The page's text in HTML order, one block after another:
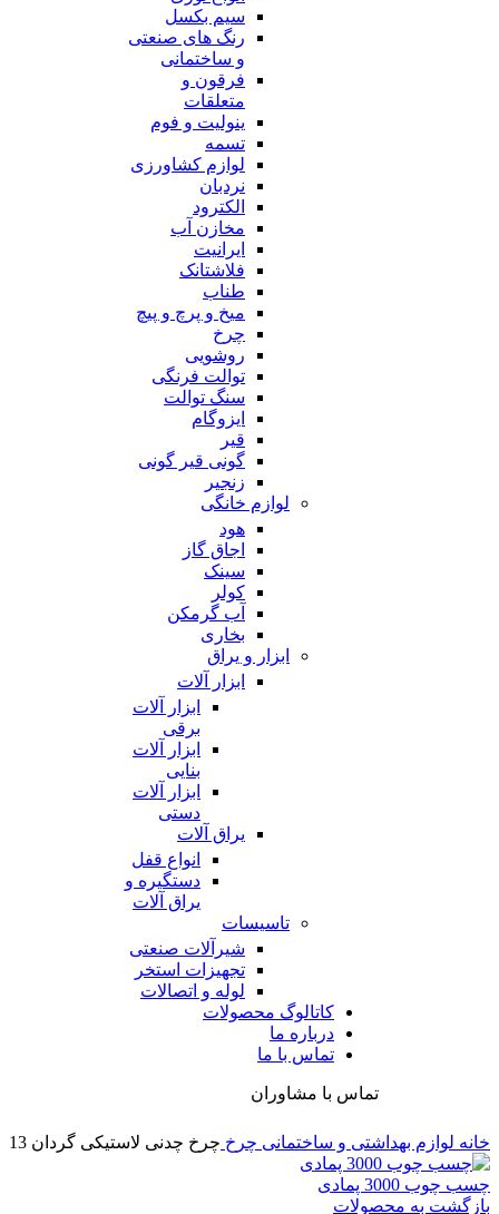
سیم بکسل
رنگ های صنعتی
و ساختمانی
فرقون و
متعلقات
ینولیت و فوم
تسمه
لوازم کشاورزی
نردبان
الکترود
مخازن آب
ایرانیت
فلاشتانک
طناب
میخ و پرچ و پیچ
چرخ
روشویی
توالت فرنگی
سنگ توالت
ایزوگام
قیر
گونی قیر گونی
زنجیر
لوازم خانگی
هود
اجاق گاز
سینک
کولر
آب گرمکن
بخاری
ابزار و یراق
ابزار آلات
ابزار آلات
برقی
ابزار آلات
بنایی
ابزار آلات
دستی
یراق آلات
انواع قفل
دستگیره و
یراق آلات
تاسیسات
شیرآلات صنعتی
تجهیزات استخر
لوله و اتصالات
کاتالوگ محصولات
درباره ما
تماس با ما
تماس با مشاوران
خانه لوازم بهداشتی و ساختمانی چرخ چرخ چدنی لاستیکی گردان 13
چسب چوب 3000 پمادی
بازگشت به محصولات